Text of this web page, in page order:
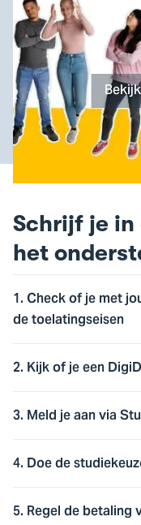
Schrijf je in
het
1. Check of je met
de toelatingseisen
2. Kijk of je een
3. Meld je aan via
4. Doe de
5. Regel de betaling